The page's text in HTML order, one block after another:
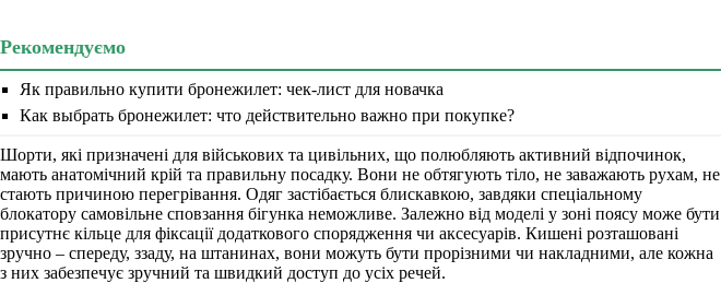
Рекомендуємо
Як правильно купити бронежилет: чек-лист для новачка
Как выбрать бронежилет: что действительно важно при покупке?
Шорти, які призначені для військових та цивільних, що полюбляють активний відпочинок,
мають анатомічний крій та правильну посадку. Вони не обтягують тіло, не заважають рухам, не
стають причиною перегрівання. Одяг застібається блискавкою, завдяки спеціальному
блокатору самовільне сповзання бігунка неможливе. Залежно від моделі у зоні поясу може бути
присутнє кільце для фіксації додаткового спорядження чи аксесуарів. Кишені розташовані
зручно – спереду, ззаду, на штанинах, вони можуть бути прорізними чи накладними, але кожна
з них забезпечує зручний та швидкий доступ до усіх речей.